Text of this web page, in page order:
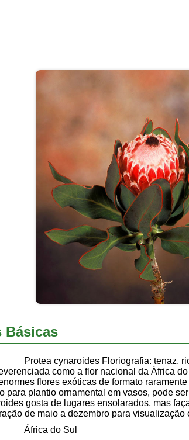
Básicas
Protea cynaroides Floriografia: tenaz,
como a flor nacional da África
flores exóticas de formato
para plantio ornamental em vasos, pode
gosta de lugares ensolarados, mas
de maio a dezembro para visualização
África do Sul